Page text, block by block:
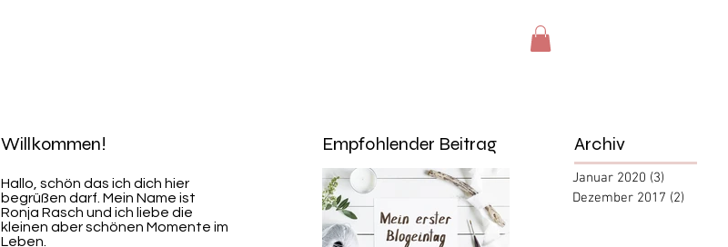
Willkommen!
Hallo, schön das ich dich hier
begrüßen darf. ​​Mein Name ist
Ronja Rasch und ich liebe die
kleinen aber schönen Momente im
Leben.
Empfohlender Beitrag Archiv
Januar 2020 (3)
Dezember 2017 (2)